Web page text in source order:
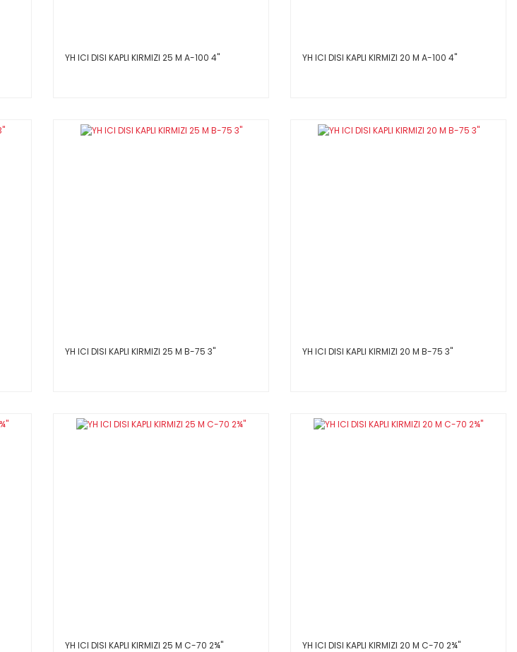
YH ICI DISI KAPLI KIRMIZI 25 M A-100 4'' YH ICI DISI KAPLI KIRMIZI 20 M A-100 4''
YH ICI DISI KAPLI KIRMIZI 25 M B-75 3'' YH ICI DISI KAPLI KIRMIZI 20 M B-75 3''
YH ICI DISI KAPLI KIRMIZI 25 M C-70 2¾'' YH ICI DISI KAPLI KIRMIZI 20 M C-70 2¾''